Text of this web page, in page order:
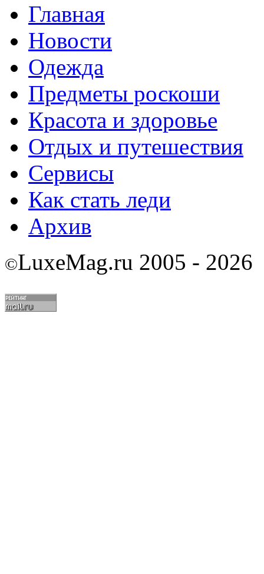
Главная
Новости
Одежда
Предметы роскоши
Красота и здоровье
Отдых и путешествия
Сервисы
Как стать леди
Архив
©LuxeMag.ru 2005 - 2026